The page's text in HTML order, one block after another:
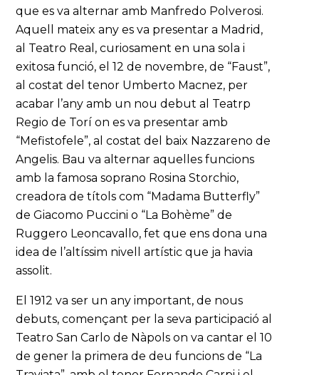
que es va alternar amb Manfredo Polverosi.
Aquell mateix any es va presentar a Madrid,
al Teatro Real, curiosament en una sola i
exitosa funció, el 12 de novembre, de “Faust”,
al costat del tenor Umberto Macnez, per
acabar l’any amb un nou debut al Teatrp
Regio de Torí on es va presentar amb
“Mefistofele”, al costat del baix Nazzareno de
Angelis. Bau va alternar aquelles funcions
amb la famosa soprano Rosina Storchio,
creadora de títols com “Madama Butterfly”
de Giacomo Puccini o “La Bohème” de
Ruggero Leoncavallo, fet que ens dona una
idea de l’altíssim nivell artístic que ja havia
assolit.
El 1912 va ser un any important, de nous
debuts, començant per la seva participació al
Teatro San Carlo de Nàpols on va cantar el 10
de gener la primera de deu funcions de “La